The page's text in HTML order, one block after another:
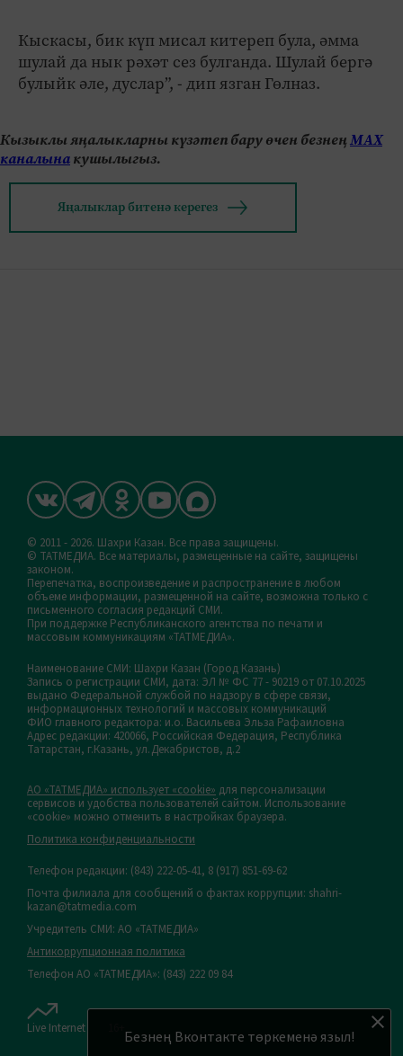
Кыскасы, бик күп мисал китереп була, әмма
шулай да нык рәхәт сез булганда. Шулай бергә
булыйк әле, дуслар”, - дип язган Гөлназ.
Кызыклы яңалыкларны күзәтеп бару өчен безнеңМАХ
каналынакушылыгыз.
Яңалыклар битенә керегез
Безнең Вконтакте төркеменә языл!
© 2011 - 2026. Шахри Казан. Все права защищены.
© ТАТМЕДИА. Все материалы, размещенные на сайте, защищены
законом.
Перепечатка, воспроизведение и распространение в любом
объеме информации, размещенной на сайте, возможна только с
письменного согласия редакций СМИ.
При поддержке Республиканского агентства по печати и
массовым коммуникациям «ТАТМЕДИА».
Наименование СМИ: Шахри Казан (Город Казань)
Запись о регистрации СМИ, дата: ЭЛ № ФС 77 - 90219 от 07.10.2025
выдано Федеральной службой по надзору в сфере связи,
информационных технологий и массовых коммуникаций
ФИО главного редактора: и.о. Васильева Эльза Рафаиловна
Адрес редакции: 420066, Российская Федерация, Республика
Татарстан, г.Казань, ул.Декабристов, д.2
АО «ТАТМЕДИА» использует «cookie» для персонализации
сервисов и удобства пользователей сайтом. Использование
«cookie» можно отменить в настройках браузера.
Политика конфиденциальности
Телефон редакции: (843) 222-05-41, 8 (917) 851-69-62
Почта филиала для сообщений о фактах коррупции: shahri-
kazan@tatmedia.com
Учредитель СМИ: АО «ТАТМЕДИА»
Антикоррупционная политика
Телефон АО «ТАТМЕДИА»: (843) 222 09 84
Live Internet